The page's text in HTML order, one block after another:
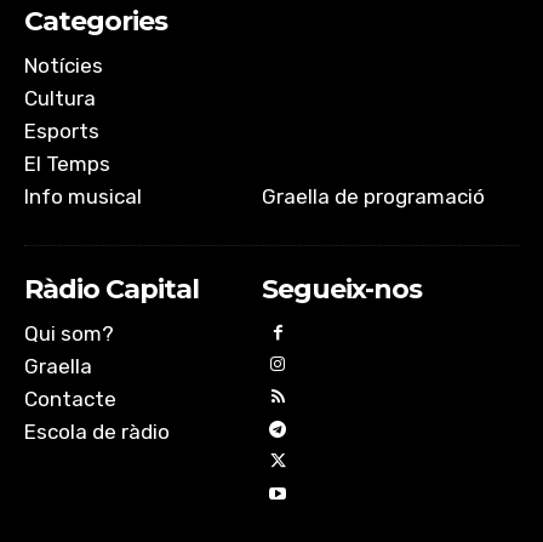
Categories
Notícies
Cultura
Esports
El Temps
Info musical
Graella de programació
Ràdio Capital
Qui som?
Graella
Contacte
Escola de ràdio
Segueix-nos